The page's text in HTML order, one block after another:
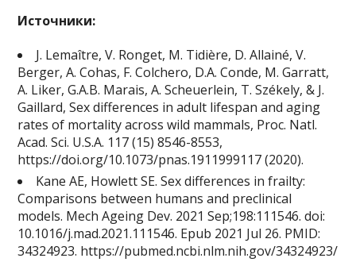
Источники:
J. Lemaître, V. Ronget, M. Tidière, D. Allainé, V.
Berger, A. Cohas, F. Colchero, D.A. Conde, M. Garratt,
A. Liker, G.A.B. Marais, A. Scheuerlein, T. Székely, & J.
Gaillard, Sex differences in adult lifespan and aging
rates of mortality across wild mammals, Proc. Natl.
Acad. Sci. U.S.A. 117 (15) 8546-8553,
https://doi.org/10.1073/pnas.1911999117 (2020).
Kane AE, Howlett SE. Sex differences in frailty:
Comparisons between humans and preclinical
models. Mech Ageing Dev. 2021 Sep;198:111546. doi:
10.1016/j.mad.2021.111546. Epub 2021 Jul 26. PMID:
34324923. https://pubmed.ncbi.nlm.nih.gov/34324923/